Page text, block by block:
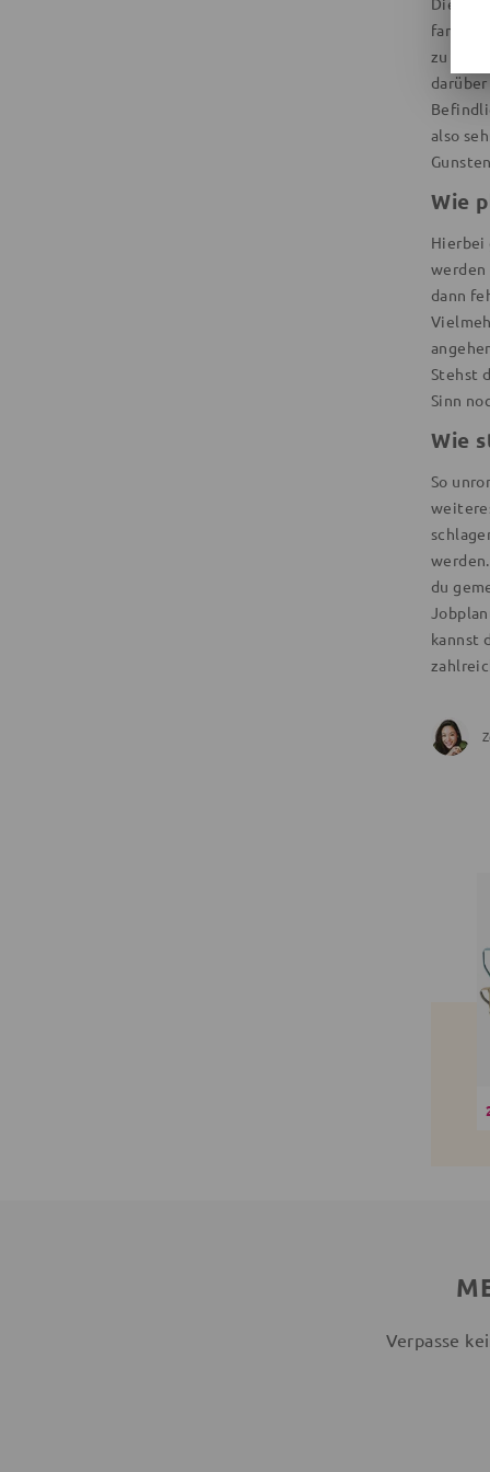
zu
also
Wie
Hierbei
werden
dann
Stehst
Sinn
Wie
So
du
kannst
Verpasse